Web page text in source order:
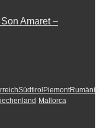
Amaret –
Südtirol Piemont
Mallorca